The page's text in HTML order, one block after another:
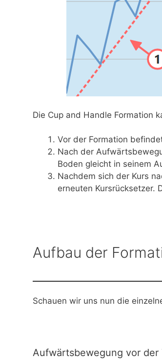
Die Cup and Handle Formation
Vor der Formation
Nach der
Boden gleicht in seinem
Nachdem sich der Kurs
erneuten Kursrücksetzer.
Aufbau der
Schauen wir uns nun die
Aufwärtsbewegung vor der